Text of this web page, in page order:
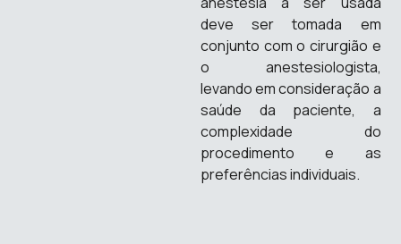
deve ser tomada em
conjunto com o cirurgião e
o anestesiologista,
levando em consideração a
saúde da paciente, a
complexidade do
procedimento e as
preferências individuais.